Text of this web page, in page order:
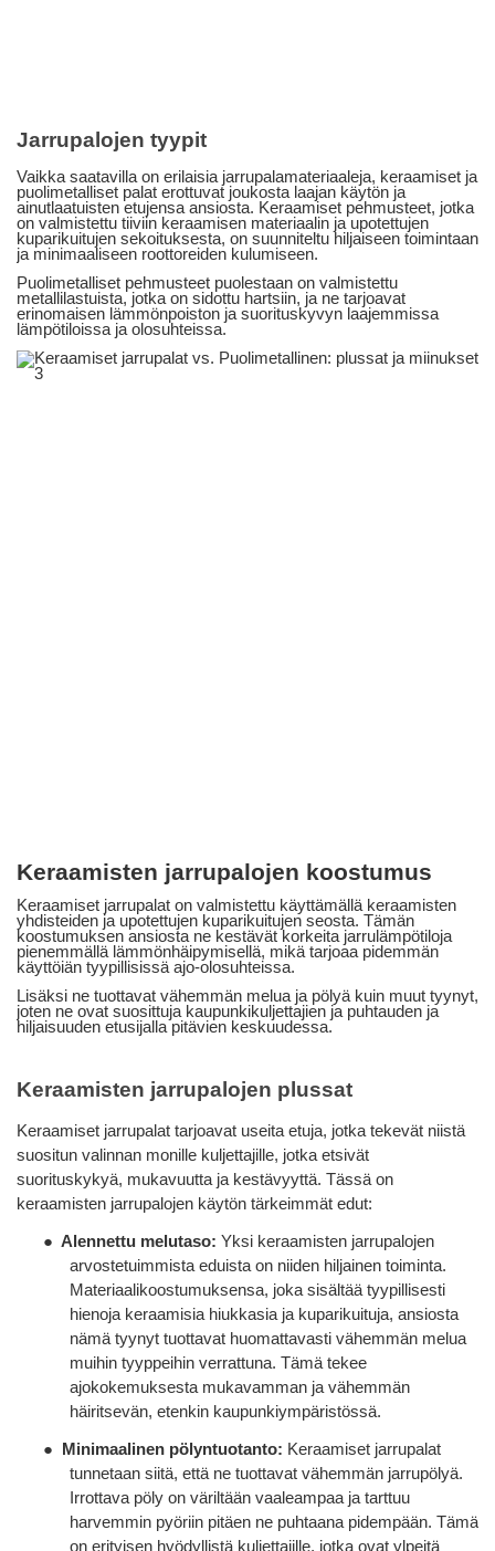
Jarrupalojen tyypit
Vaikka saatavilla on erilaisia ​​jarrupalamateriaaleja, keraamiset ja
puolimetalliset palat erottuvat joukosta laajan käytön ja
ainutlaatuisten etujensa ansiosta. Keraamiset pehmusteet, jotka
on valmistettu tiiviin keraamisen materiaalin ja upotettujen
kuparikuitujen sekoituksesta, on suunniteltu hiljaiseen toimintaan
ja minimaaliseen roottoreiden kulumiseen.
Puolimetalliset pehmusteet puolestaan ​​on valmistettu
metallilastuista, jotka on sidottu hartsiin, ja ne tarjoavat
erinomaisen lämmönpoiston ja suorituskyvyn laajemmissa
lämpötiloissa ja olosuhteissa.
Keraamisten jarrupalojen koostumus
Keraamiset jarrupalat on valmistettu käyttämällä keraamisten
yhdisteiden ja upotettujen kuparikuitujen seosta. Tämän
koostumuksen ansiosta ne kestävät korkeita jarrulämpötiloja
pienemmällä lämmönhäipymisellä, mikä tarjoaa pidemmän
käyttöiän tyypillisissä ajo-olosuhteissa.
Lisäksi ne tuottavat vähemmän melua ja pölyä kuin muut tyynyt,
joten ne ovat suosittuja kaupunkikuljettajien ja puhtauden ja
hiljaisuuden etusijalla pitävien keskuudessa.
Keraamisten jarrupalojen plussat
Keraamiset jarrupalat tarjoavat useita etuja, jotka tekevät niistä
suositun valinnan monille kuljettajille, jotka etsivät
suorituskykyä, mukavuutta ja kestävyyttä. Tässä on
keraamisten jarrupalojen käytön tärkeimmät edut:
● Alennettu melutaso: Yksi keraamisten jarrupalojen
arvostetuimmista eduista on niiden hiljainen toiminta.
Materiaalikoostumuksensa, joka sisältää tyypillisesti
hienoja keraamisia hiukkasia ja kuparikuituja, ansiosta
nämä tyynyt tuottavat huomattavasti vähemmän melua
muihin tyyppeihin verrattuna. Tämä tekee
ajokokemuksesta mukavamman ja vähemmän
häiritsevän, etenkin kaupunkiympäristössä.
● Minimaalinen pölyntuotanto: Keraamiset jarrupalat
tunnetaan siitä, että ne tuottavat vähemmän jarrupölyä.
Irrottava pöly on väriltään vaaleampaa ja tarttuu
harvemmin pyöriin pitäen ne puhtaana pidempään. Tämä
on erityisen hyödyllistä kuljettajille, jotka ovat ylpeitä